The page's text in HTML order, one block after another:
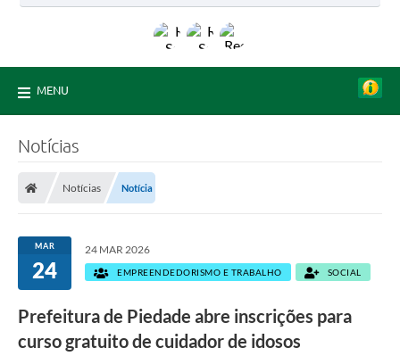
MENU
Notícias
Notícias Notícia
MAR
24
24 MAR 2026
EMPREENDEDORISMO E TRABALHO SOCIAL
Prefeitura de Piedade abre inscrições para
curso gratuito de cuidador de idosos